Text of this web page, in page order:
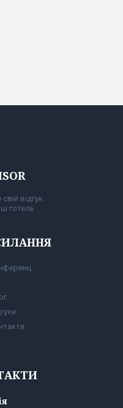
відгук
готель